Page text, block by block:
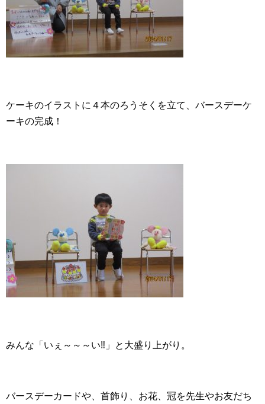
ケーキのイラストに４本のろうそくを立て、バースデーケ
ーキの完成！
みんな「いぇ～～～い‼」と大盛り上がり。
バースデーカードや、首飾り、お花、冠を先生やお友だち